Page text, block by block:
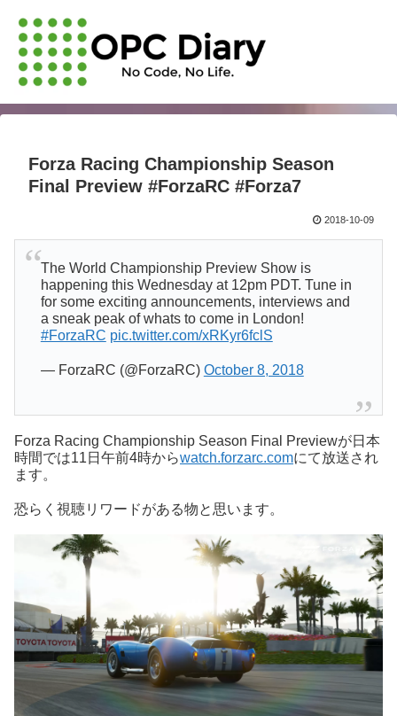
Forza Racing Championship Season
Final Preview #ForzaRC #Forza7
2018-10-09
The World Championship Preview Show is
happening this Wednesday at 12pm PDT. Tune in
for some exciting announcements, interviews and
a sneak peak of whats to come in London!
#ForzaRC pic.twitter.com/xRKyr6fclS
— ForzaRC (@ForzaRC) October 8, 2018
Forza Racing Championship Season Final Previewが日本
時間では11日午前4時からwatch.forzarc.comにて放送され
ます。
恐らく視聴リワードがある物と思います。